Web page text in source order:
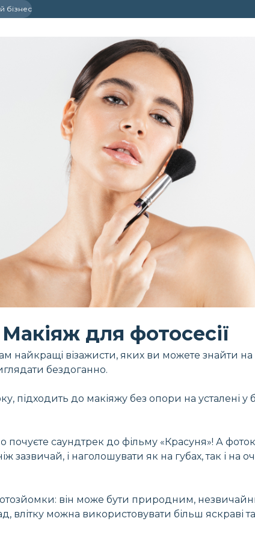
бізнес
Макіяж для фотосесії
найкращі візажисти, яких ви можете знайти
бездоганно.
підходить до макіяжу без опори на усталені у
саундтрек до фільму «Красуня»! А
зазвичай, і наголошувати як на губах, так і на
він може бути природним,
влітку можна використовувати більш яскраві